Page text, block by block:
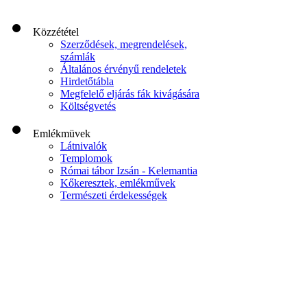
Közzététel
Szerződések, megrendelések,
számlák
Általános érvényű rendeletek
Hirdetőtábla
Megfelelő eljárás fák kivágására
Költségvetés
Emlékmüvek
Látnivalók
Templomok
Római tábor Izsán - Kelemantia
Kőkeresztek, emlékművek
Természeti érdekességek